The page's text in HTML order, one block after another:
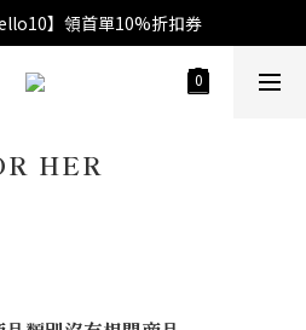
】領首單10%折扣券
HER